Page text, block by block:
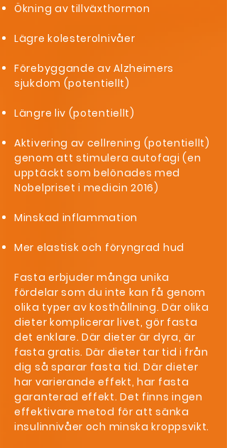
Ökning av tillväxthormon
Lägre kolesterolnivåer
Förebyggande av Alzheimers
sjukdom (potentiellt)
Längre liv (potentiellt)
Aktivering av cellrening (potentiellt)
genom att stimulera autofagi (en
upptäckt som belönades med
Nobelpriset i medicin 2016)
Minskad inflammation
Mer elastisk och föryngrad hud
Fasta erbjuder många unika
fördelar som du inte kan få genom
olika typer av kosthållning. Där olika
dieter komplicerar livet, gör fasta
det enklare. Där dieter är dyra, är
fasta gratis. Där dieter tar tid i från
dig så sparar fasta tid. Där dieter
har varierande effekt, har fasta
garanterad effekt. Det finns ingen
effektivare metod för att sänka
insulinnivåer och minska kroppsvikt.